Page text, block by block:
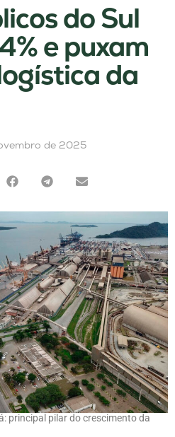
do Sul
e puxam
da
de 2025
principal pilar do crescimento da